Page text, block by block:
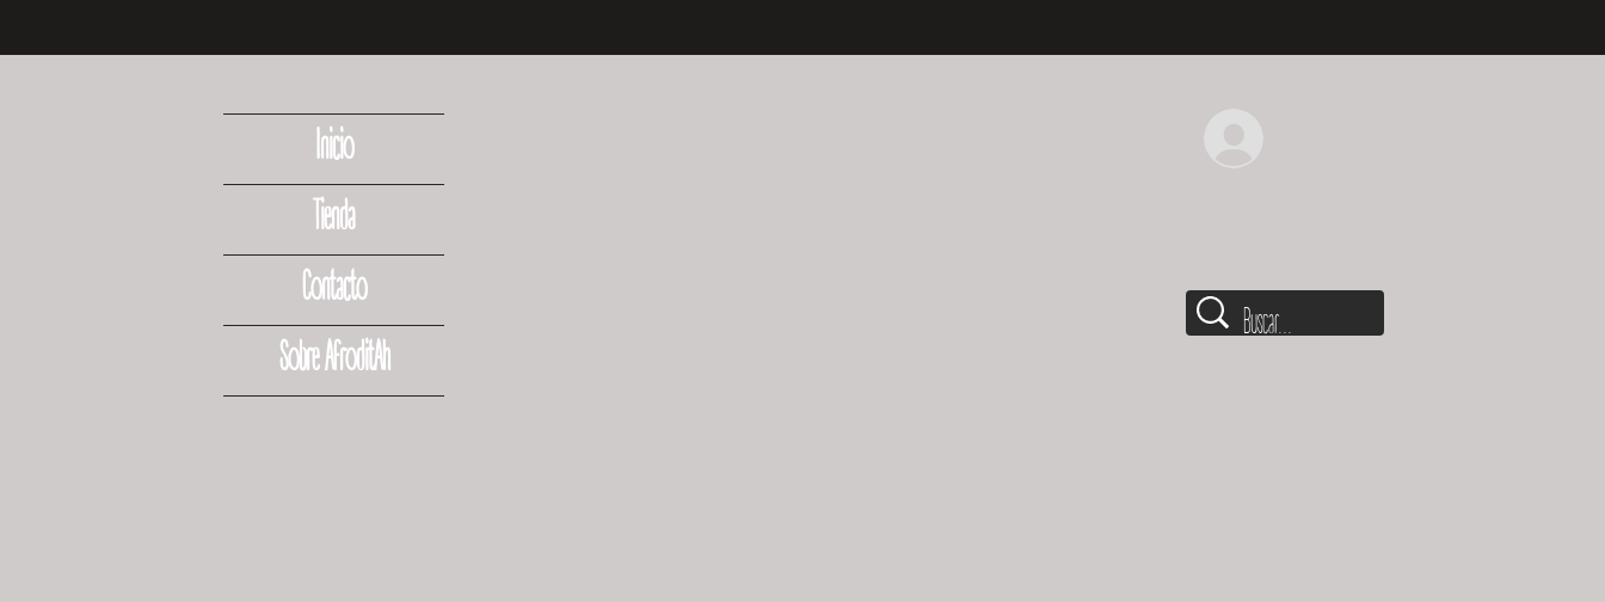
Inicio
Tienda
Contacto
Sobre AfroditAh